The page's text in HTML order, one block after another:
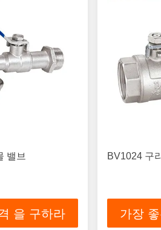
밸브
을 구하라
BV1024 구
가장